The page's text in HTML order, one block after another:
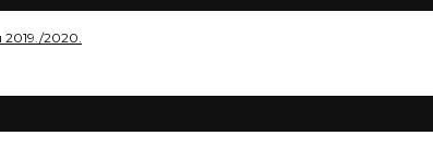
2019./2020.